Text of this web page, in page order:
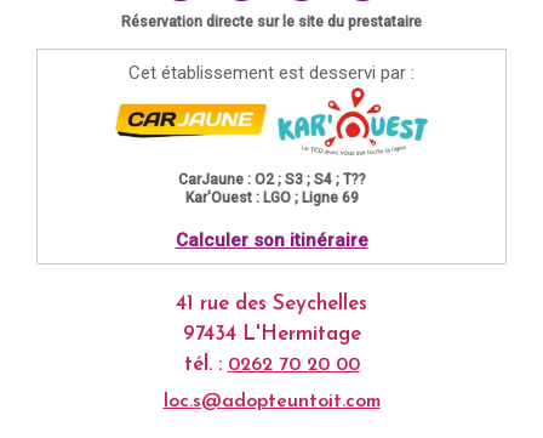
Réservation directe sur le site du prestataire
Cet établissement est desservi par :
CarJaune : O2 ; S3 ; S4 ; T??
Kar'Ouest : LGO ; Ligne 69
Calculer son itinéraire
41 rue des Seychelles
97434 L'Hermitage
tél. : 0262 70 20 00
loc.s@adopteuntoit.com